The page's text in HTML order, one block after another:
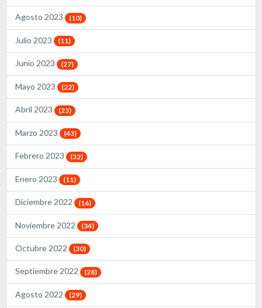
Agosto 2023 (10)
Julio 2023 (11)
Junio 2023 (27)
Mayo 2023 (22)
Abril 2023 (23)
Marzo 2023 (43)
Febrero 2023 (32)
Enero 2023 (11)
Diciembre 2022 (16)
Noviembre 2022 (34)
Octubre 2022 (30)
Septiembre 2022 (28)
Agosto 2022 (29)